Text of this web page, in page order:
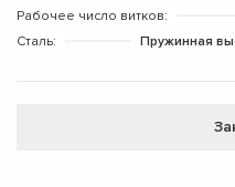
Рабочее число витков:
Сталь:
Пружинная